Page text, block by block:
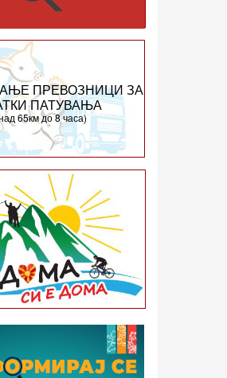
ПРЕВОЗНИЦИ ЗА
ПАТУВАЊА
65км до 8 часа)